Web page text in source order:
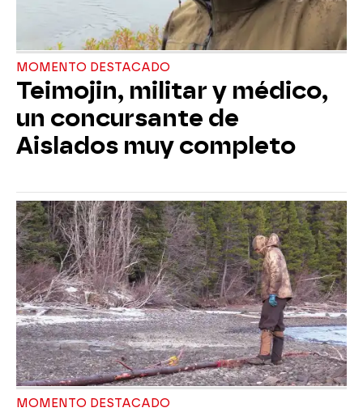
MOMENTO DESTACADO
Teimojin, militar y médico,
un concursante de
Aislados muy completo
MOMENTO DESTACADO